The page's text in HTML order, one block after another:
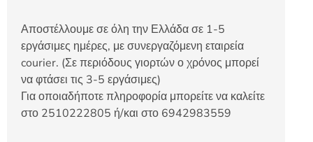
Αποστέλλουμε σε όλη την Ελλάδα σε 1-5
εργάσιμες ημέρες, με συνεργαζόμενη εταιρεία
courier. (Σε περιόδους γιορτών ο χρόνος μπορεί
να φτάσει τις 3-5 εργάσιμες)
Για οποιαδήποτε πληροφορία μπορείτε να καλείτε
στο 2510222805 ή/και στο 6942983559